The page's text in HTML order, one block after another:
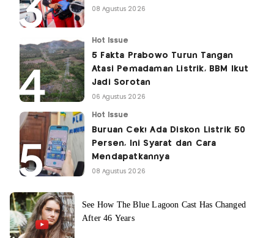
08 Agustus 2026
Hot Issue
5 Fakta Prabowo Turun Tangan
Atasi Pemadaman Listrik, BBM Ikut
Jadi Sorotan
06 Agustus 2026
Hot Issue
Buruan Cek! Ada Diskon Listrik 50
Persen, Ini Syarat dan Cara
Mendapatkannya
08 Agustus 2026